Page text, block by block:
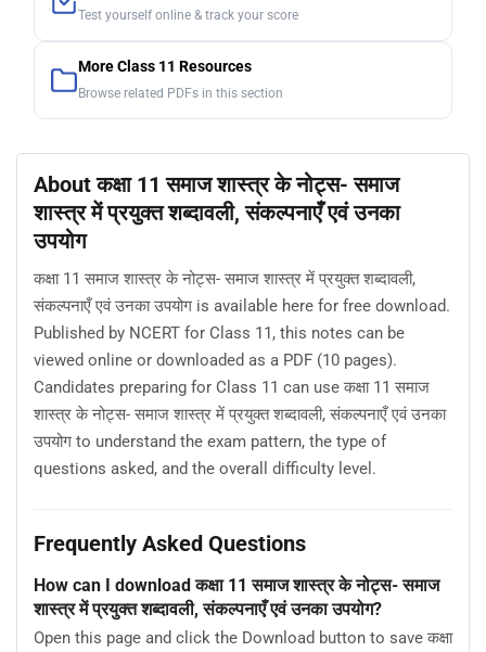
Test yourself online & track your score
More Class 11 Resources
Browse related PDFs in this section
About कक्षा 11 समाज शास्त्र के नोट्स- समाज
शास्त्र में प्रयुक्त शब्दावली, संकल्पनाएँ एवं उनका
उपयोग
कक्षा 11 समाज शास्त्र के नोट्स- समाज शास्त्र में प्रयुक्त शब्दावली,
संकल्पनाएँ एवं उनका उपयोग is available here for free download.
Published by NCERT for Class 11, this notes can be
viewed online or downloaded as a PDF (10 pages).
Candidates preparing for Class 11 can use कक्षा 11 समाज
शास्त्र के नोट्स- समाज शास्त्र में प्रयुक्त शब्दावली, संकल्पनाएँ एवं उनका
उपयोग to understand the exam pattern, the type of
questions asked, and the overall difficulty level.
Frequently Asked Questions
How can I download कक्षा 11 समाज शास्त्र के नोट्स- समाज
शास्त्र में प्रयुक्त शब्दावली, संकल्पनाएँ एवं उनका उपयोग?
Open this page and click the Download button to save कक्षा